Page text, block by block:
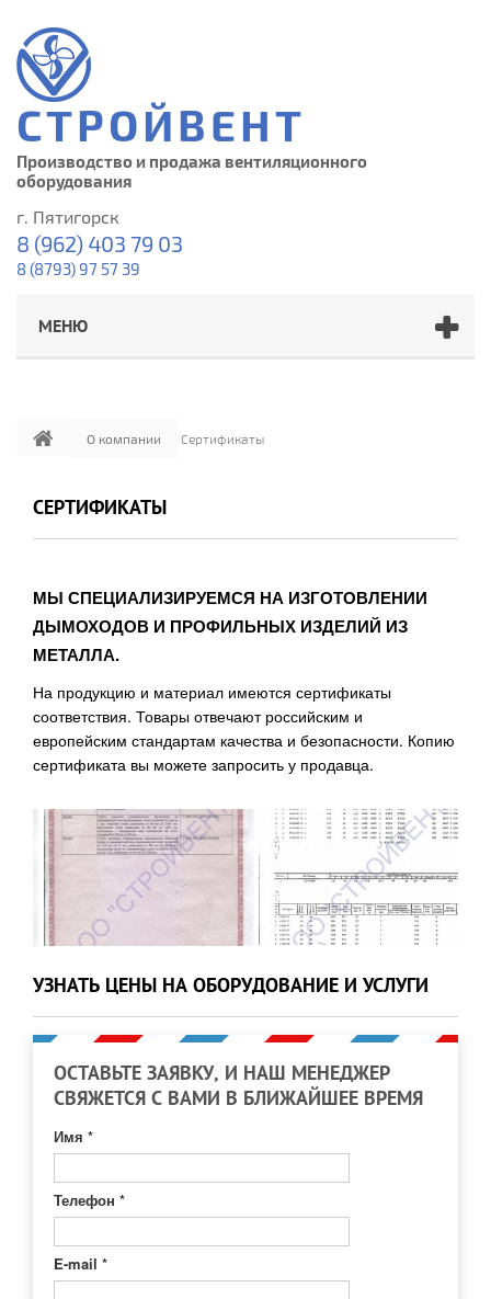
СТРОЙВЕНТ
Производство и продажа вентиляционного
оборудования
г. Пятигорск
8 (962) 403 79 03
8 (8793) 97 57 39
МЕНЮ
О компании Сертификаты
СЕРТИФИКАТЫ
МЫ СПЕЦИАЛИЗИРУЕМСЯ НА ИЗГОТОВЛЕНИИ
ДЫМОХОДОВ И ПРОФИЛЬНЫХ ИЗДЕЛИЙ ИЗ
МЕТАЛЛА.
На продукцию и материал имеются сертификаты
соответствия. Товары отвечают российским и
европейским стандартам качества и безопасности. Копию
сертификата вы можете запросить у продавца.
УЗНАТЬ ЦЕНЫ НА ОБОРУДОВАНИЕ И УСЛУГИ
ОСТАВЬТЕ ЗАЯВКУ, И НАШ МЕНЕДЖЕР
СВЯЖЕТСЯ С ВАМИ В БЛИЖАЙШЕЕ ВРЕМЯ
Имя *
Телефон *
E-mail *